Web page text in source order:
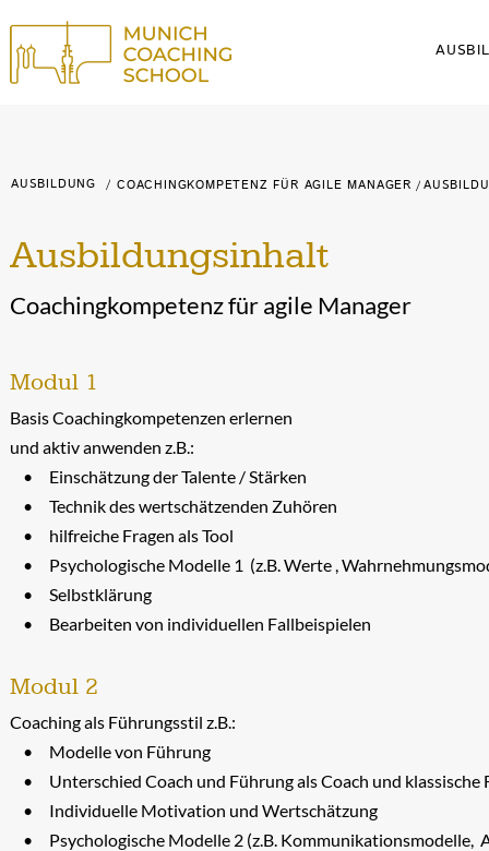
Schaltfläche
AUSBILDUNG / /
COACHINGKOMPETENZ FÜR AGILE MANAGER
Ausbildungsinhalt
Coachingkompetenz für agile Manager
Modul 1
Basis Coachingkompetenzen erlernen
und aktiv anwenden z.B.:
Einschätzung der Talente / Stärken
Technik des wertschätzenden Zuhören
hilfreiche Fragen als Tool
Psychologische Modelle 1 (z.B. Werte ,
Selbstklärung
Bearbeiten von individuellen Fallbeispielen
Modul 2
Coaching als Führungsstil z.B.:
Modelle von Führung
Unterschied Coach und Führung als Coach und klassische
Individuelle Motivation und Wertschätzung
Psychologische Modelle 2 (z.B. Kommunikationsmodelle,